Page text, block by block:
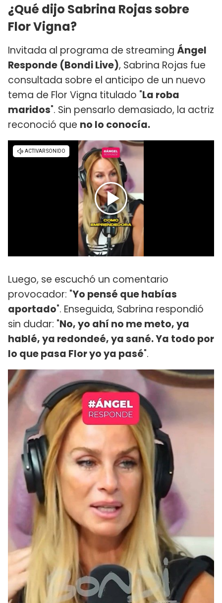
¿Qué dijo Sabrina Rojas sobre
Flor Vigna?
Invitada al programa de streaming Ángel
Responde (Bondi Live), Sabrina Rojas fue
consultada sobre el anticipo de un nuevo
tema de Flor Vigna titulado "La roba
maridos". Sin pensarlo demasiado, la actriz
reconoció que no lo conocía.
Luego, se escuchó un comentario
provocador: "Yo pensé que habías
aportado". Enseguida, Sabrina respondió
sin dudar: "No, yo ahí no me meto, ya
hablé, ya redondeé, ya sané. Ya todo por
lo que pasa Flor yo ya pasé".